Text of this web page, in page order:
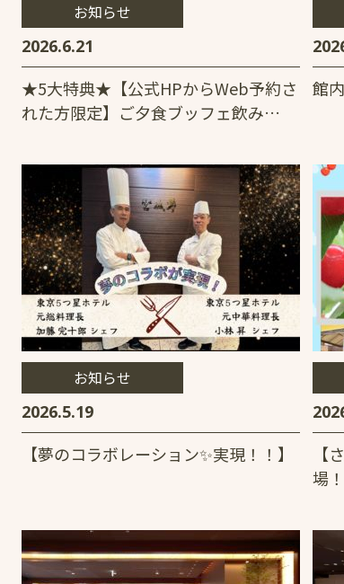
お知らせ
2026.6.21
★5大特典★【公式HPからWeb予約さ
れた方限定】ご夕食ブッフェ飲み…
館
お知らせ
2026.5.19
【夢のコラボレーション✨実現！！】
【
場！